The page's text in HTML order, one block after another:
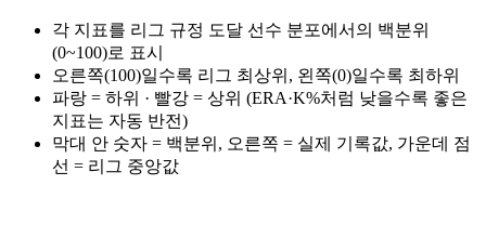
각 지표를 리그 규정 도달 선수 분포에서의 백분위
(0~100)로 표시
오른쪽(100)일수록 리그 최상위, 왼쪽(0)일수록 최하위
파랑 = 하위 · 빨강 = 상위 (ERA·K%처럼 낮을수록 좋은
지표는 자동 반전)
막대 안 숫자 = 백분위, 오른쪽 = 실제 기록값, 가운데 점
선 = 리그 중앙값